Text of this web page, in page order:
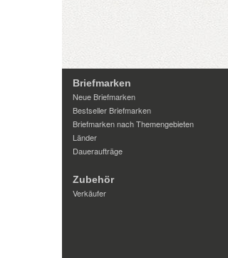
Briefmarken
Neue Briefmarken
Bestseller Briefmarken
Briefmarken nach Themengebieten
Länder
Daueraufträge
Zubehör
Verkäufer